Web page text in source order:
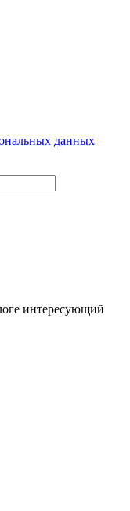
данных
интересующий